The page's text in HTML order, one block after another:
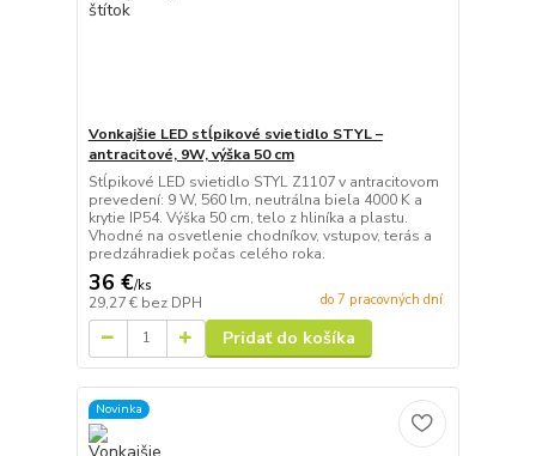
Vonkajšie LED stĺpikové svietidlo STYL –
antracitové, 9W, výška 50 cm
Stĺpikové LED svietidlo STYL Z1107 v antracitovom
prevedení: 9 W, 560 lm, neutrálna biela 4000 K a
krytie IP54. Výška 50 cm, telo z hliníka a plastu.
Vhodné na osvetlenie chodníkov, vstupov, terás a
predzáhradiek počas celého roka.
36 €/ks
29,27 € bez DPH do 7 pracovných dní
Pridať do košíka
Novinka